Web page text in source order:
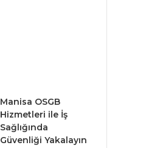
Manisa OSGB
Hizmetleri ile İş
Sağlığında
Güvenliği Yakalayın